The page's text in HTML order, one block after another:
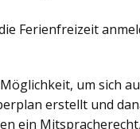
Ferienfreizeit
um sich
erstellt und
ein